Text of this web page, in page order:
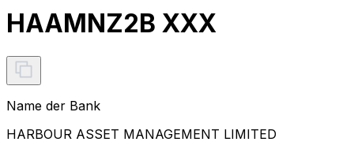
HAAMNZ2B XXX
Name der Bank
HARBOUR ASSET MANAGEMENT LIMITED